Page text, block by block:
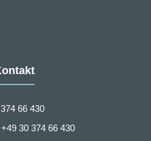
66 430
+49 30 374 66 430